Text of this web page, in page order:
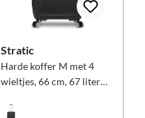
Stratic
Harde koffer M met 4
wieltjes, 66 cm, 67 liter